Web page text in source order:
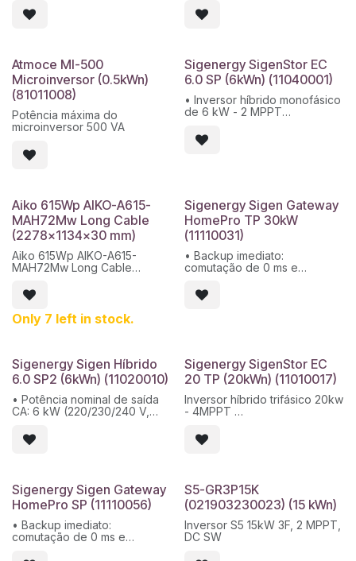
Máx. tensão de entrada:
1100V
Máx. intensidade por MPPT:
16A
Eficiência máxima: 98,4%
Proteção: IP66
10 anos de garantia
até 36 kWh.
• Instalação rápida:
• Integração inteligente:
Compatível com inversores
SigenStor EC e aplicativo
mySigen.
Atmoce MI-500
Microinversor (0.5kWn)
(81011008)
Potência máxima do
microinversor 500 VA
Sigenergy SigenStor EC
6.0 SP (6kWn) (11040001)
• Inversor híbrido monofásico
de 6 kW - 2 MPPT
600V
• Máx. Tensão de entrada
Aiko 615Wp AIKO-A615-
MAH72Mw Long Cable
(2278x1134x30 mm)
Aiko 615Wp AIKO-A615-
MAH72Mw Long Cable
Modelo do fabricante: AIKO-
A615-MAH72Mw
Série técnica: Comet 1N /
MAH72Mw
Peso líquido do módulo: 27
kg
Palete: 36 un.
Dimensões da palete: 2325 x
1135 x 1265 mm
Peso bruto da palete: 1022 kg
Contentor: 20 paletes / 720
un.
Only 7 left in stock.
Sigenergy Sigen Gateway
HomePro TP 30kW
(11110031)
• Backup imediato:
comutação de 0 ms e
ESS / rede / gerador
• Compatível com cargas e
reverso de 350 ms para rede
e gerador
• Conexões de energia:
Suporta entrada CA de até
100 A, inversor de 32 A e
14,5 kW
Sigenergy Sigen Híbrido
6.0 SP2 (6kWn) (11020010)
• Potência nominal de saída
CA: 6 kW (220/230/240 V,
• Número de MPPT: 2
entradas independentes
• Eficiência máxima: 98,6%
Sigenergy SigenStor EC
20 TP (20kWn) (11010017)
Inversor híbrido trifásico 20kw
- 4MPPT
Máx. tensão de entrada:
1100V
Máx. intensidade por MPPT:
16A
Eficiência máxima: 98,4%
Proteção: IP66
10 anos de garantia
Sigenergy Sigen Gateway
HomePro SP (11110056)
• Backup imediato:
comutação de 0 ms e
S5-GR3P15K
(021903230023) (15 kWn)
Inversor S5 15kW 3F, 2 MPPT,
DC SW